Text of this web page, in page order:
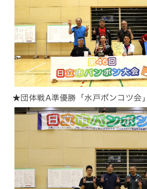
★団体戦A準優勝「水戸ポンコツ会」